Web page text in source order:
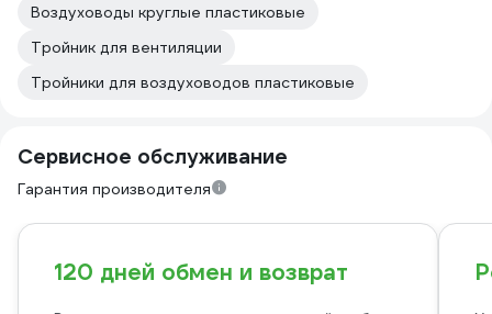
Воздуховоды круглые пластиковые
Тройник для вентиляции
Тройники для воздуховодов пластиковые
Сервисное обслуживание
Гарантия производителя
120 дней обмен и возврат